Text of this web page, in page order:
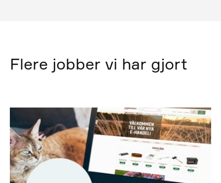
Flere jobber vi har gjort